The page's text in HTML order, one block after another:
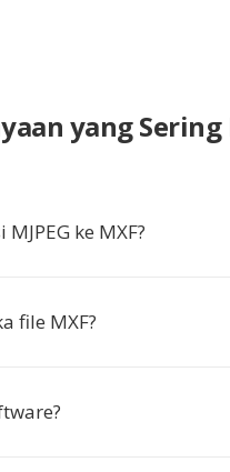
yang
ke MXF?
file MXF?